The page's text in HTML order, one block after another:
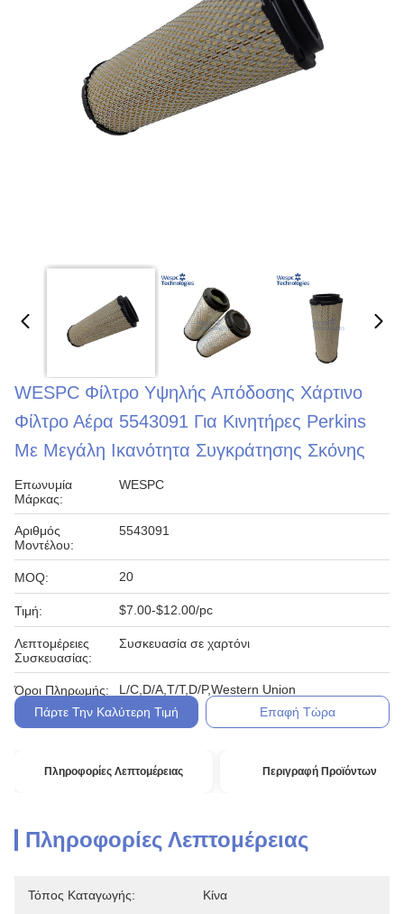
WESPC Φίλτρο Υψηλής Απόδοσης Χάρτινο
Φίλτρο Αέρα 5543091 Για Κινητήρες Perkins
Με Μεγάλη Ικανότητα Συγκράτησης Σκόνης
Επωνυμία
Μάρκας:
WESPC
Αριθμός
Μοντέλου:
5543091
MOQ: 20
Τιμή: $7.00-$12.00/pc
Λεπτομέρειες
Συσκευασίας:
Συσκευασία σε χαρτόνι
Όροι Πληρωμής:
L/C,D/A,T/T,D/P,Western Union
Πάρτε Την Καλύτερη Τιμή
Επαφή Τώρα
Πληροφορίες Λεπτομέρειας Περιγραφή Προϊόντων
Πληροφορίες Λεπτομέρειας
Τόπος Καταγωγής: Κίνα